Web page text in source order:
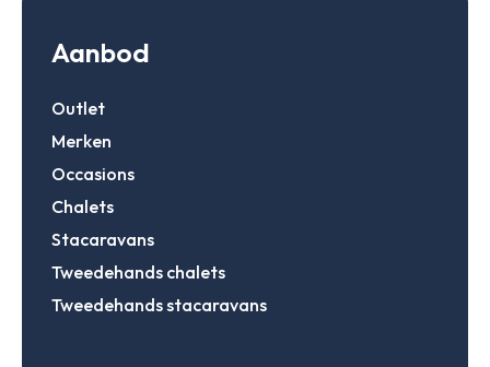
Aanbod
Outlet
Merken
Occasions
Chalets
Stacaravans
Tweedehands chalets
Tweedehands stacaravans